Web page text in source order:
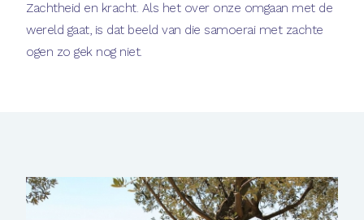
Zachtheid en kracht. Als het over onze omgaan met de
wereld gaat, is dat beeld van die samoerai met zachte
ogen zo gek nog niet.